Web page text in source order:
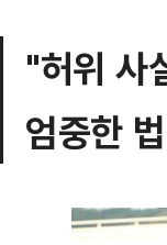
"허위 사
엄중한